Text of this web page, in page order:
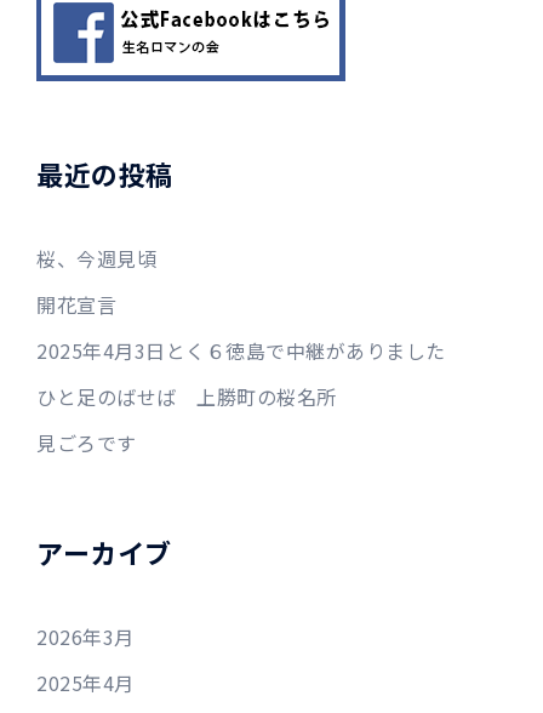
最近の投稿
桜、今週見頃
開花宣言
2025年4月3日とく６徳島で中継がありました
ひと足のばせば 上勝町の桜名所
見ごろです
アーカイブ
2026年3月
2025年4月